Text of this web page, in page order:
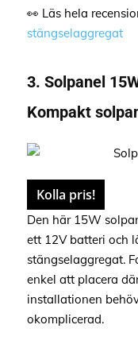
👀 Läs hela
stängselaggregat
3. Solpanel
Kompakt
Kolla pris!
Den här 15W
ett 12V batteri och
stängselaggregat.
enkel att placera
installationen
okomplicerad.